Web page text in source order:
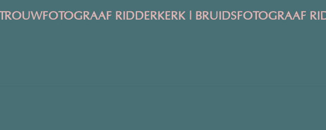
RIDDERKERK | BRUIDSFOTOGRAAF